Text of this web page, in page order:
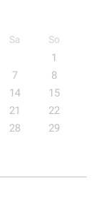
Sa So
1
7
8
14
15
21
22
28
29